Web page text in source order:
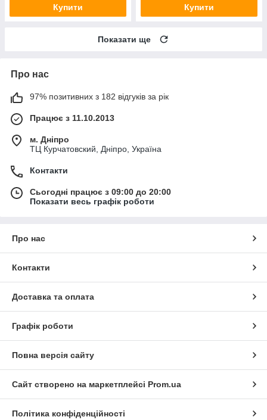
Купити Купити
Показати ще
Про нас
97% позитивних з 182 відгуків за рік
Працює з 11.10.2013
м. Дніпро
ТЦ Курчатовский, Дніпро, Україна
Контакти
Сьогодні працює з 09:00 до 20:00
Показати весь графік роботи
Про нас
Контакти
Доставка та оплата
Графік роботи
Повна версія сайту
Сайт створено на маркетплейсі Prom.ua
Політика конфіденційності